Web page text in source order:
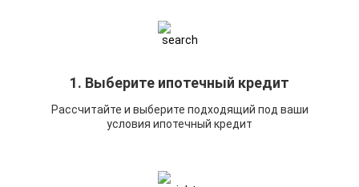
1. Выберите ипотечный кредит
Рассчитайте и выберите подходящий под ваши
условия ипотечный кредит